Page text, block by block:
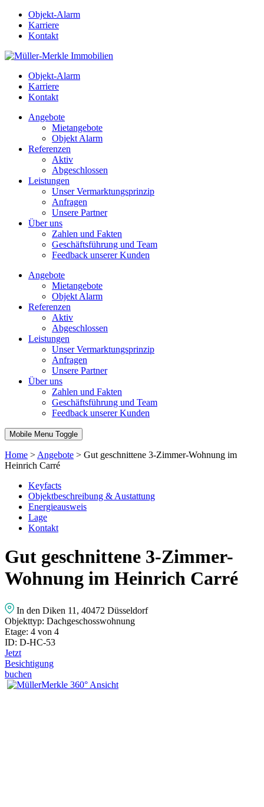
Objekt-Alarm
Karriere
Kontakt
Objekt-Alarm
Karriere
Kontakt
Angebote
Mietangebote
Objekt Alarm
Referenzen
Aktiv
Abgeschlossen
Leistungen
Unser Vermarktungsprinzip
Anfragen
Unsere Partner
Über uns
Zahlen und Fakten
Geschäftsführung und Team
Feedback unserer Kunden
Angebote
Mietangebote
Objekt Alarm
Referenzen
Aktiv
Abgeschlossen
Leistungen
Unser Vermarktungsprinzip
Anfragen
Unsere Partner
Über uns
Zahlen und Fakten
Geschäftsführung und Team
Feedback unserer Kunden
Mobile Menu Toggle
Home > Angebote > Gut geschnittene 3-Zimmer-Wohnung im
Heinrich Carré
Keyfacts
Objektbeschreibung & Austattung
Energieausweis
Lage
Kontakt
Gut geschnittene 3-Zimmer-
Wohnung im Heinrich Carré
In den Diken 11, 40472 Düsseldorf
Objekttyp: Dachgeschosswohnung
Etage: 4 von 4
ID: D-HC-53
Jetzt
Besichtigung
buchen